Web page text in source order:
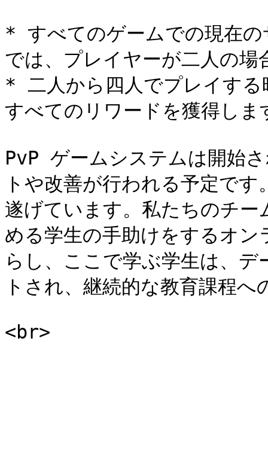
* すべてのゲームでの現在
では、プレイヤーが二人の
* 二人から四人でプレイする
すべてのリワードを獲得しま
PvP ゲームシステムは開始
トや改善が行われる予定で
遂げています。私たちのチ
める学生の手助けをするオ
らし、ここで学ぶ学生は、
トされ、継続的な教育課程